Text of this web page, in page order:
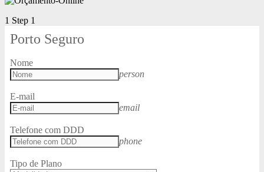
1 Step 1
Porto Seguro
Nome
person
E-mail
email
Telefone com DDD
phone
Tipo de Plano